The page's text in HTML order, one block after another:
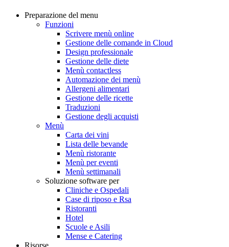
navigation
Preparazione del menu
Funzioni
Scrivere menù online
Gestione delle comande in Cloud
Design professionale
Gestione delle diete
Menù contactless
Automazione dei menù
Allergeni alimentari
Gestione delle ricette
Traduzioni
Gestione degli acquisti
Menù
Carta dei vini
Lista delle bevande
Menù ristorante
Menù per eventi
Menù settimanali
Soluzione software per
Cliniche e Ospedali
Case di riposo e Rsa
Ristoranti
Hotel
Scuole e Asili
Mense e Catering